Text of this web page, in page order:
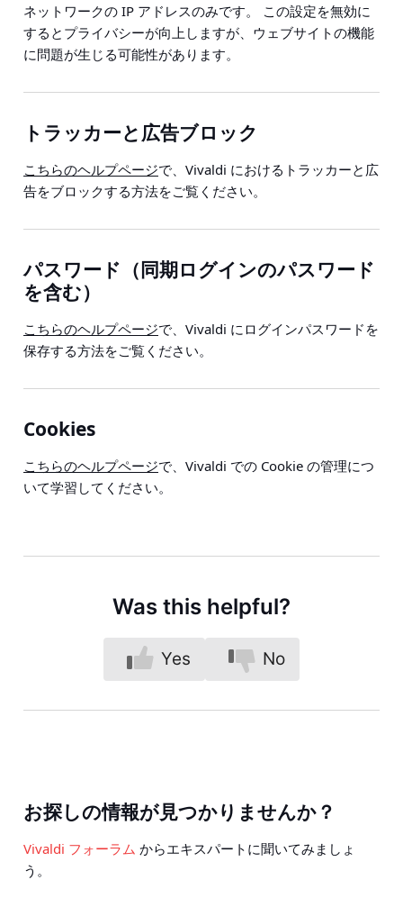
ネットワークの IP アドレスのみです。 この設定を無効に
するとプライバシーが向上しますが、ウェブサイトの機能
に問題が生じる可能性があります。
トラッカーと広告ブロック
こちらのヘルプページで、Vivaldi におけるトラッカーと広
告をブロックする方法をご覧ください。
パスワード（同期ログインのパスワード
を含む）
こちらのヘルプページで、Vivaldi にログインパスワードを
保存する方法をご覧ください。
Cookies
こちらのヘルプページで、Vivaldi での Cookie の管理につ
いて学習してください。
Was this helpful?
Yes No
お探しの情報が見つかりませんか？
Vivaldi フォーラム からエキスパートに聞いてみましょ
う。